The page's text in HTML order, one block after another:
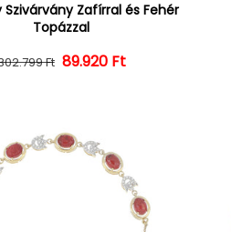
Szivárvány Zafírral és Fehér
Topázzal
Normál ár
Ft Kedvezményes ár
89.920 Ft